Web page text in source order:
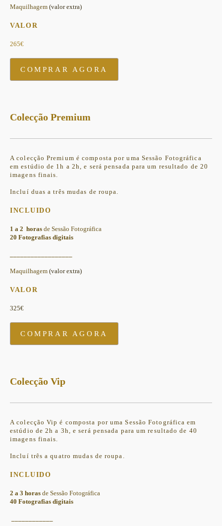
Maquilhagem (valor extra)
VALOR
265€
COMPRAR AGORA
Colecção Premium
A colecção Premium é composta por uma Sessão Fotográfica
em estúdio de 1h a 2h, e será pensada para um resultado de 20
imagens finais.
Incluí duas a três mudas de roupa.
INCLUIDO
1 a 2 horas de Sessão Fotográfica
20 Fotografias digitais
Maquilhagem (valor extra)
VALOR
325€
COMPRAR AGORA
Colecção Vip
A colecção Vip é composta por uma Sessão Fotográfica em
estúdio de 2h a 3h, e será pensada para um resultado de 40
imagens finais.
Incluí três a quatro mudas de roupa.
INCLUIDO
2 a 3 horas de Sessão Fotográfica
40 Fotografias digitais